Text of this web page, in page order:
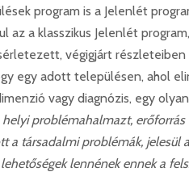
program is a Jelenlét
az a klasszikus Jelenlét
végigjárt
egy adott településen, ahol
vagy diagnózis, egy
problémahalmazt,
a társadalmi problémák, jelesül
lennének ennek a